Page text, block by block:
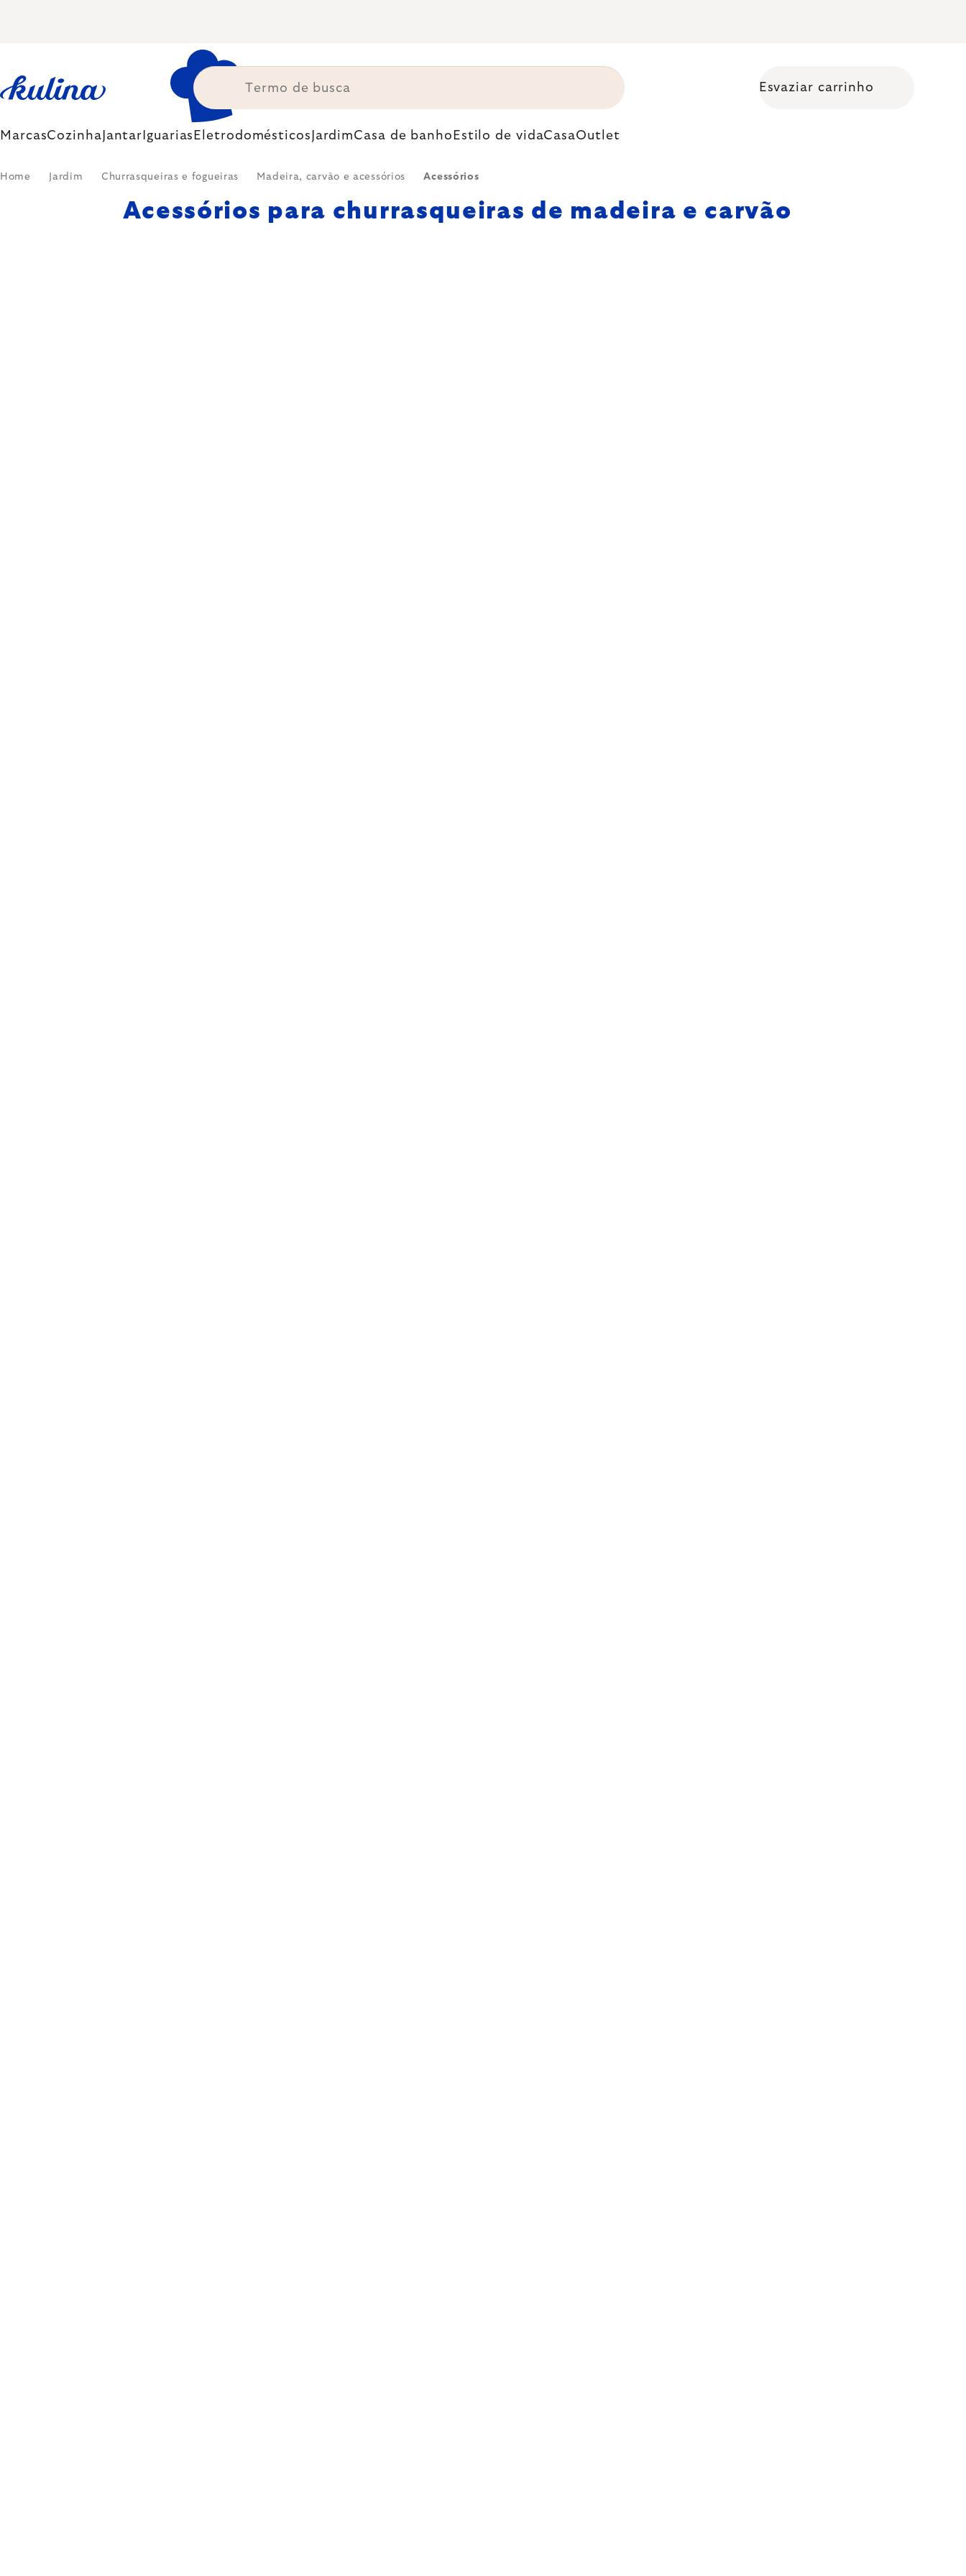
Esvaziar carrinho
MarcasCozinha Jantar Iguarias Eletrodomésticos JardimCasa de banho Estilo de vidaCasaOutlet
Home Jardim Churrasqueiras e fogueiras Madeira, carvão e acessórios Acessórios
Acessórios para churrasqueiras de madeira e carvão